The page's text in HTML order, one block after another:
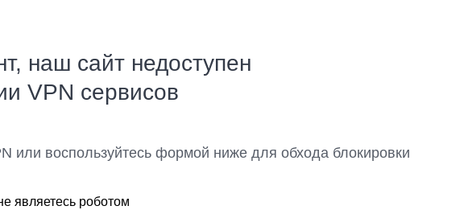
наш сайт недоступен
VPN сервисов
или воспользуйтесь формой ниже для обхода блокировки
являетесь роботом